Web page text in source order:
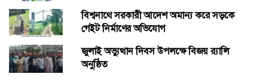
বিশ্বনাথে সরকারী আদেশ অমান্য করে সড়কে
গেইট নির্মাণের অভিযোগ
জুলাই অভ্যুত্থান দিবস উপলক্ষে বিজয় র‍্যালি
অনুষ্ঠিত